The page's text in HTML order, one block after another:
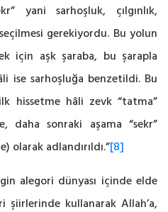
yani sarhoşluk, çılgınlık,
gerekiyordu. Bu yolun
için aşk şaraba, bu şarapla
ise ‎sarhoşluğa benzetildi. Bu
hissetme hâli zevk “tatma”
daha sonraki aşama “sekr”
olarak ‎adlandırıldı.”[8]
alegori dünyası içinde elde
kullanarak Allah’a,